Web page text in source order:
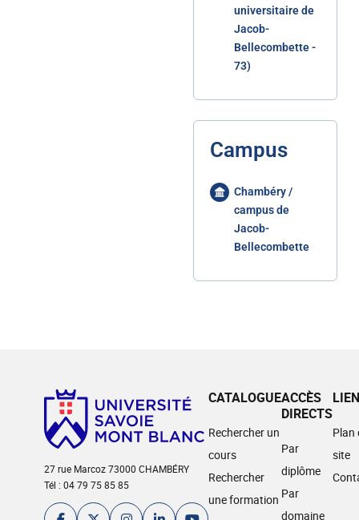
universitaire de
Jacob-
Bellecombette -
73)
Campus
Chambéry /
campus de
Jacob-
Bellecombette
27 rue Marcoz 73000 CHAMBÉRY
Tél : 04 79 75 85 85
CATALOGUE
Rechercher un
cours
Rechercher
une formation
ACCÈS
DIRECTS
Par
diplôme
Par
domaine
Plan
site